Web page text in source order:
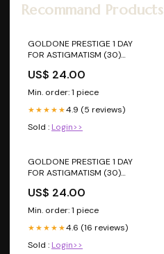
Recommand Products
GOLDONE PRESTIGE 1 DAY
FOR ASTIGMATISM (30)
US$ 24.00
Min. order: 1 piece
★★★★★4.9 (5 reviews)
Sold : Login>>
GOLDONE PRESTIGE 1 DAY
FOR ASTIGMATISM (30)
US$ 24.00
Min. order: 1 piece
★★★★★4.6 (16 reviews)
Sold : Login>>